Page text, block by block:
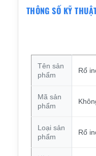
THÔNG SỐ KỸ
Tên sản
phẩm
Rổ
Mã sản
phẩm
Loại sản
phẩm
Rổ